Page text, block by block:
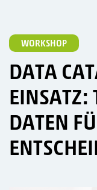
WORKSHOP
DATA
EINSATZ:
DATEN